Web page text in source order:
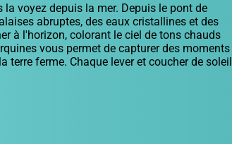
voyez depuis la mer. Depuis le pont de
abruptes, des eaux cristallines et des
à l'horizon, colorant le ciel de tons chauds
vous permet de capturer des moments
ferme. Chaque lever et coucher de soleil